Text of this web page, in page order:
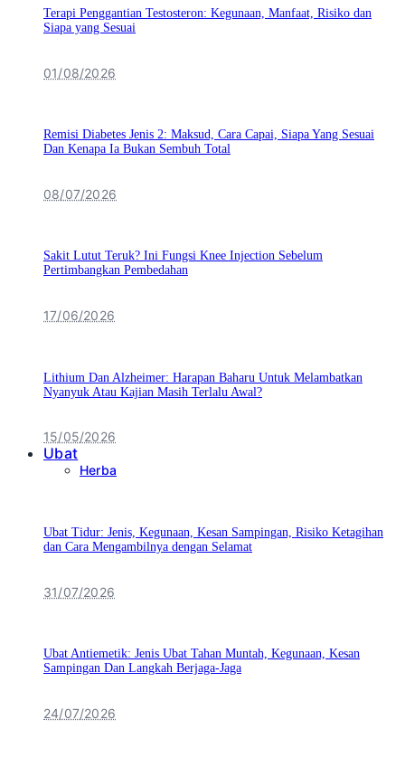
Terapi Penggantian Testosteron: Kegunaan, Manfaat, Risiko dan
Siapa yang Sesuai
01/08/2026
Remisi Diabetes Jenis 2: Maksud, Cara Capai, Siapa Yang Sesuai
Dan Kenapa Ia Bukan Sembuh Total
08/07/2026
Sakit Lutut Teruk? Ini Fungsi Knee Injection Sebelum
Pertimbangkan Pembedahan
17/06/2026
Lithium Dan Alzheimer: Harapan Baharu Untuk Melambatkan
Nyanyuk Atau Kajian Masih Terlalu Awal?
15/05/2026
Ubat
Herba
Ubat Tidur: Jenis, Kegunaan, Kesan Sampingan, Risiko Ketagihan
dan Cara Mengambilnya dengan Selamat
31/07/2026
Ubat Antiemetik: Jenis Ubat Tahan Muntah, Kegunaan, Kesan
Sampingan Dan Langkah Berjaga-Jaga
24/07/2026